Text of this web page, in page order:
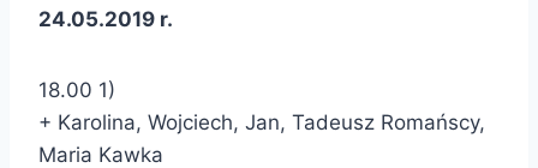
24.05.2019 r.
18.00 1)
+ Karolina, Wojciech, Jan, Tadeusz Romańscy,
Maria Kawka